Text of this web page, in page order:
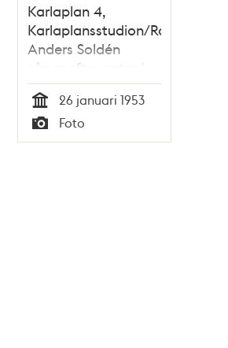
Karlaplan 4,
Karlaplansstudion/Radiotjänst.
Anders Soldén
sågar efter noter i
radioprogrammet
""Man bygger ett
hus"" i skolradion
Tid
26 januari 1953
Typ
Foto